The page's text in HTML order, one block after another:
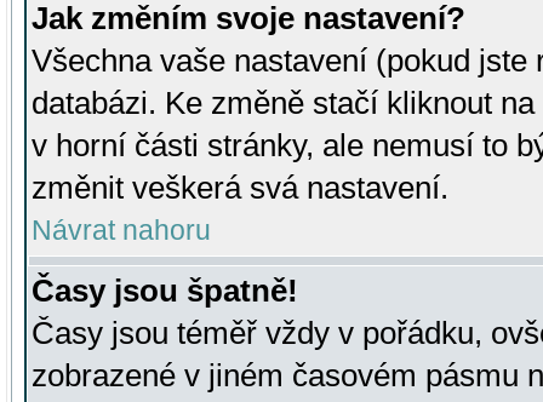
Jak změním svoje nastavení?
Všechna vaše nastavení (pokud
databázi. Ke změně stačí kliknout
v horní části stránky, ale nemusí to
změnit veškerá svá nastavení.
Návrat nahoru
Časy jsou špatně!
Časy jsou téměř vždy v pořádku,
zobrazené v jiném časovém pásmu